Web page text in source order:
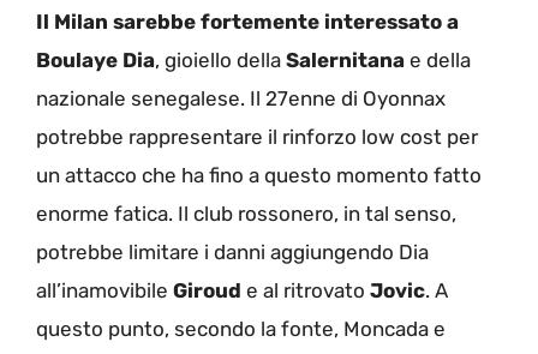
Il Milan sarebbe fortemente interessato a
Boulaye Dia, gioiello della Salernitana e della
nazionale senegalese. Il 27enne di Oyonnax
potrebbe rappresentare il rinforzo low cost per
un attacco che ha fino a questo momento fatto
enorme fatica. Il club rossonero, in tal senso,
potrebbe limitare i danni aggiungendo Dia
all’inamovibile Giroud e al ritrovato Jovic. A
questo punto, secondo la fonte, Moncada e